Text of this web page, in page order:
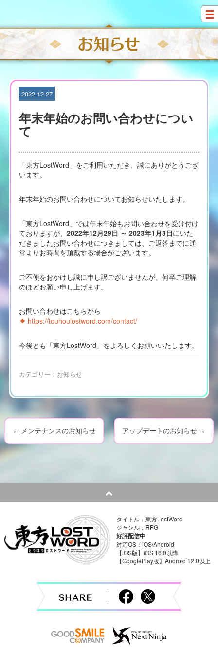
i
p
t
o
c
n
2022.12.27
年末年始のお問い合わせについ
て
「東方LostWord」をご利用いただき、誠にありがとうござ
います。
年末年始のお問い合わせについてお知らせいたします。
「東方LostWord」では年末年始もお問い合わせを受け付け
ておりますが、 2022年12月29日 ～ 2023年1月3日にいた
だきましたお問い合わせにつきましては、ご返答までに通
常よりお時間を頂戴する場合がございます。
ご不便をおかけし誠に申し訳ございませんが、何卒ご理解
のほどお願い申し上げます。
お問い合わせはこちらから
https://touhoulostword.com/contact/
今後とも「東方LostWord」をよろしくお願いいたします。
カテゴリー： お知らせ
P
o
s
t
a
← メンテナンスのお知らせ アップデートのお知らせ →
タイトル：東方LostWord
ジャンル：RPG
好評配信中
対応OS：iOS/Android
【iOS版】iOS 16.0以降
【GooglePlay版】Android 12.0以上